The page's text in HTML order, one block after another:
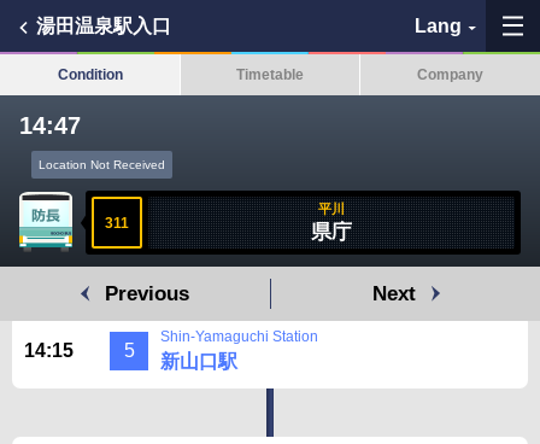
湯田温泉駅入口 Lang
History
Search bus stop
Condition Timetable Company
14:47
Location Not Received
311
平川
県庁
Previous Next
14:15 5
Shin-Yamaguchi Station
新山口駅